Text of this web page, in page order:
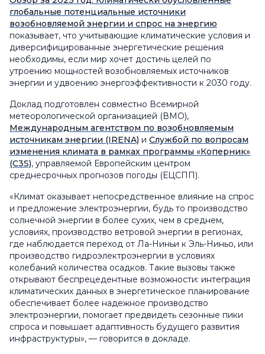
глобальные потенциальные источники
возобновляемой энергии и спрос на энергию
показывает, что учитывающие климатические условия и
диверсифицированные энергетические решения
необходимы, если мир хочет достичь целей по
утроению мощностей возобновляемых источников
энергии и удвоению энергоэффективности к 2030 году.
Доклад подготовлен совместно Всемирной
метеорологической организацией (ВМО),
Международным агентством по возобновляемым
источникам энергии (IRENA) и Службой по вопросам
изменения климата в рамках программы «Коперник»
(C3S), управляемой Европейским центром
среднесрочных прогнозов погоды (ЕЦСПП).
«Климат оказывает непосредственное влияние на спрос
и предложение электроэнергии, будь то производство
солнечной энергии в более сухих, чем в среднем,
условиях, производство ветровой энергии в регионах,
где наблюдается переход от Ла-Ниньи к Эль-Ниньо, или
производство гидроэлектроэнергии в условиях
колебаний количества осадков. Такие вызовы также
открывают беспрецедентные возможности: интеграция
климатических данных в энергетическое планирование
обеспечивает более надежное производство
электроэнергии, помогает предвидеть сезонные пики
спроса и повышает адаптивность будущего развития
инфраструктуры», — говорится в докладе.